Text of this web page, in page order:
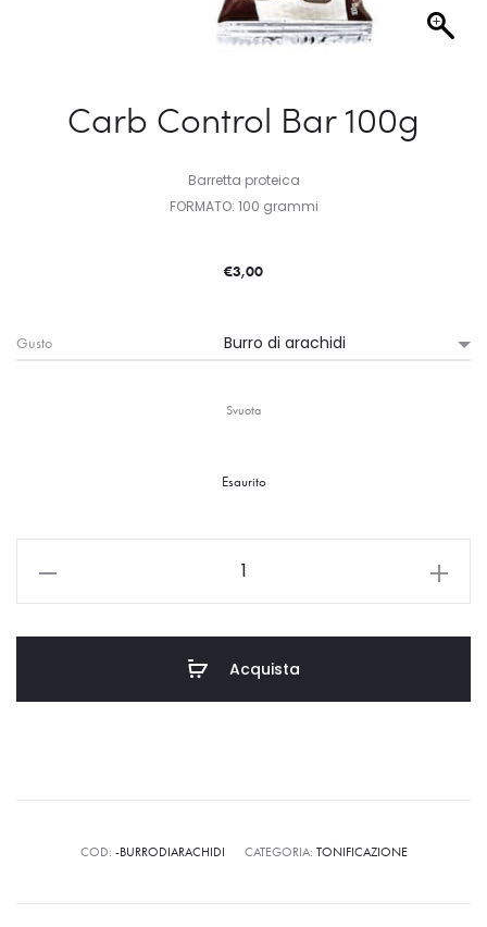
Carb Control Bar 100g
Barretta proteica
FORMATO: 100 grammi
€3,00
Gusto
Svuota
Esaurito
Acquista
COD: -BURRODIARACHIDI CATEGORIA: TONIFICAZIONE